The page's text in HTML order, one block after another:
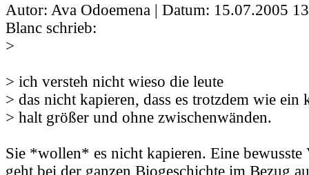
Autor: Ava Odoemena | Datum: 15.07.2005
Blanc schrieb:
>
> ich versteh nicht wieso die leute
> das nicht kapieren, dass es trotzdem wie ein
> halt größer und ohne zwischenwänden.
Sie *wollen* es nicht kapieren. Eine bewusste
geht bei der ganzen Biogeschichte im Bezug